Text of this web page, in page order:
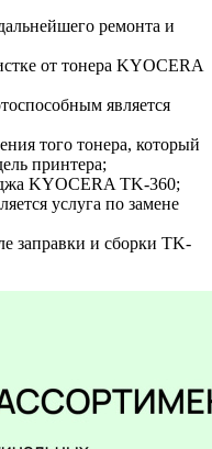
ремонта и
от тонера KYOCERA
является
того тонера, который
принтера;
KYOCERA TK-360;
услуга по замене
заправки и сборки TK-